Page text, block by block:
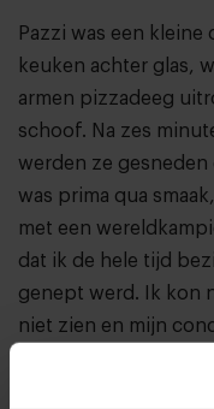
Pazzi was een
keuken achter glas,
armen pizzadeeg
schoof. Na zes
werden ze
was prima qua
met een
dat ik de hele tijd
genept werd. Ik kon
niet zien en mijn
de machine een